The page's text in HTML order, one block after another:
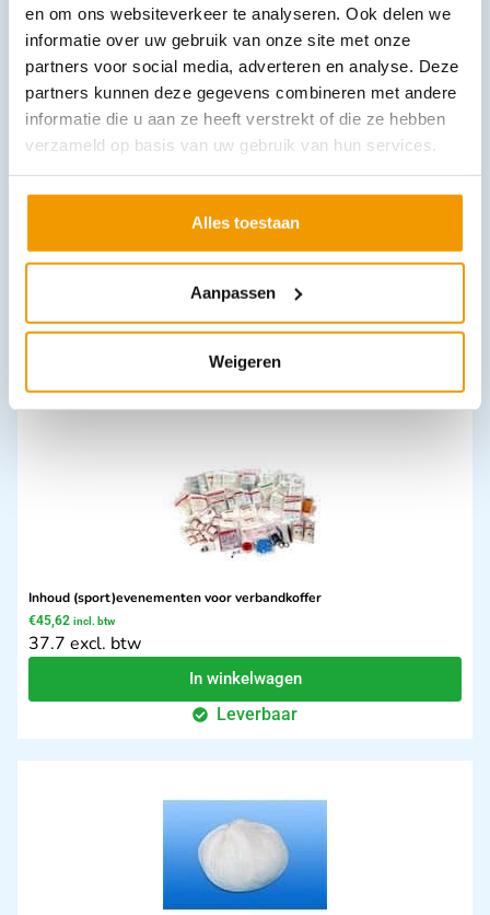
en om ons websiteverkeer te analyseren. Ook delen we
informatie over uw gebruik van onze site met onze
partners voor social media, adverteren en analyse. Deze
partners kunnen deze gegevens combineren met andere
informatie die u aan ze heeft verstrekt of die ze hebben
verzameld op basis van uw gebruik van hun services.
Alles toestaan
Aanpassen
Weigeren
Leverbaar
Verbandkoffer A Multi met inhoud en wandhouder
€75,32
In winkelwagen
Leverbaar
Inhoud (sport)evenementen voor verbandkoffer
€45,62 incl. btw
37.7 excl. btw
In winkelwagen
Leverbaar